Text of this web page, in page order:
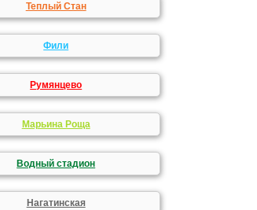
Теплый Стан
Фили
Румянцево
Марьина Роща
Водный стадион
Нагатинская